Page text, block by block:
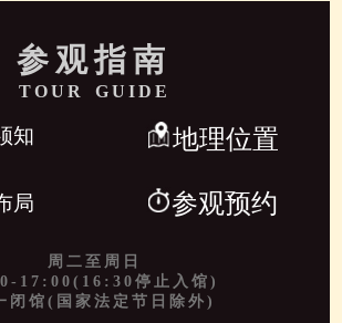
参观指南
TOUR GUIDE
知 地理位置
局 参观预约
周二至周日
17:00(16:30停止入馆)
闭馆(国家法定节日除外)